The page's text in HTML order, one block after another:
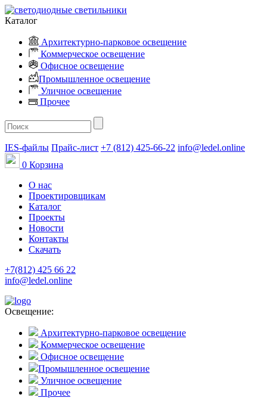
Каталог
Архитектурно-парковое освещение
Коммерческое освещение
Офисное освещение
Промышленное освещение
Уличное освещение
Прочее
IES-файлы Прайс-лист +7 (812) 425-66-22 info@ledel.online
0 Корзина
О нас
Проектировщикам
Каталог
Проекты
Новости
Контакты
Скачать
+7(812) 425 66 22
info@ledel.online
Освещение:
Архитектурно-парковое освещение
Коммерческое освещение
Офисное освещение
Промышленное освещение
Уличное освещение
Прочее